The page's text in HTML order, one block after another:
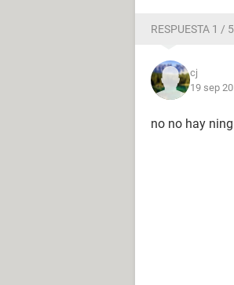
RESPUESTA 1 / 5
cj
19 sep
no no hay